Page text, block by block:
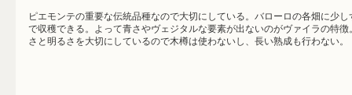
ピエモンテの重要な伝統品種なので大切にしている。バローロの各畑に少
で収穫できる。よって青さやヴェジタルな要素が出ないのがヴァイラの特
さと明るさを大切にしているので木樽は使わないし、長い熟成も行わない。